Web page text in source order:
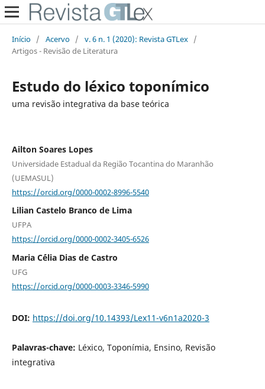
Início / Acervo / v. 6 n. 1 (2020): Revista GTLex /
Artigos - Revisão de Literatura
Estudo do léxico toponímico
uma revisão integrativa da base teórica
Ailton Soares Lopes
Universidade Estadual da Região Tocantina do Maranhão
(UEMASUL)
https://orcid.org/0000-0002-8996-5540
Lilian Castelo Branco de Lima
UFPA
https://orcid.org/0000-0002-3405-6526
Maria C´élia Dias de Castro
UFG
https://orcid.org/0000-0003-3346-5990
DOI: https://doi.org/10.14393/Lex11-v6n1a2020-3
Palavras-chave: Léxico, Toponímia, Ensino, Revisão
integrativa